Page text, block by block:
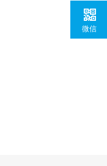
微信